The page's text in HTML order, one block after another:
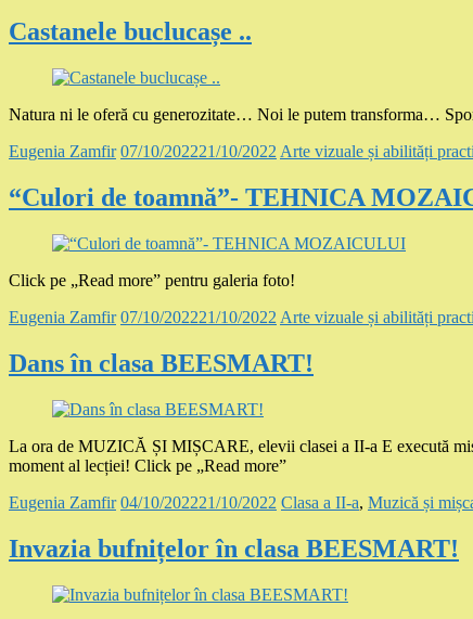
Castanele buclucașe ..
Natura ni le oferă cu generozitate… Noi le putem transforma…
Eugenia Zamfir 07/10/202221/10/2022 Arte vizuale și abilități
“Culori de toamnă”- TEHNICA
Click pe „Read more” pentru galeria foto!
Eugenia Zamfir 07/10/202221/10/2022 Arte vizuale și abilități
Dans în clasa BEESMART!
La ora de MUZICĂ ȘI MIȘCARE, elevii clasei a II-a E execută
moment al lecției! Click pe „Read more”
Eugenia Zamfir 04/10/202221/10/2022 Clasa a II-a, Muzică și
Invazia bufnițelor în clasa BEESMART!